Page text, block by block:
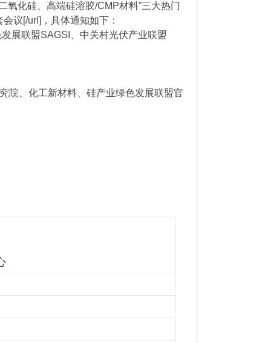
氧化硅、高端硅溶胶/CMP材料”三大热门
议[/url]，具体通知如下：
展联盟SAGSI、中关村光伏产业联盟
院、化工新材料、硅产业绿色发展联盟官